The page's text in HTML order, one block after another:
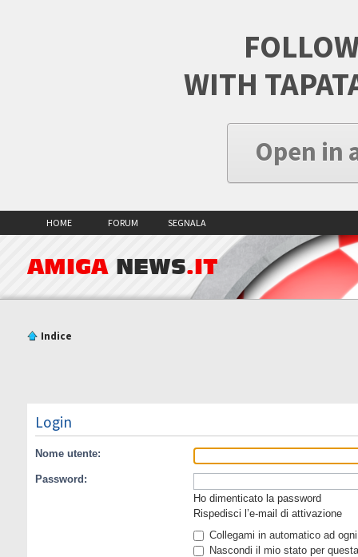
WITH
Open in
HOME FORUM SEGNALA
AMIGA NEWS.IT
Indice
Login
Nome utente:
Password:
Ho dimenticato la password
Rispedisci l’e-mail di attivazione
Collegami in automatico ad
Nascondi il mio stato per